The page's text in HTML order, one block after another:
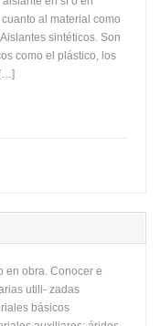
al material como
sintéticos. Son
como el plástico, los
en obra. Conocer e
utili- zadas
básicos